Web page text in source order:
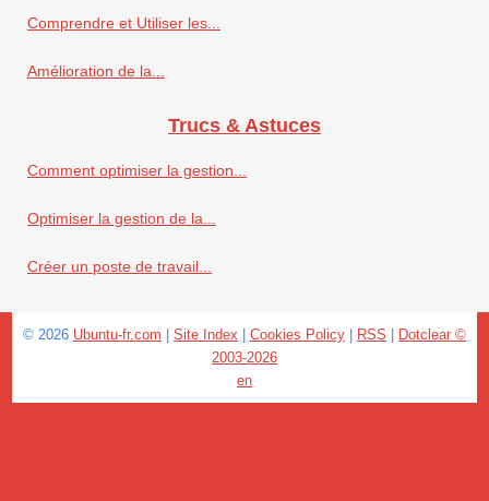
Comprendre et Utiliser les...
Amélioration de la...
Trucs & Astuces
Comment optimiser la gestion...
Optimiser la gestion de la...
Créer un poste de travail...
© 2026 Ubuntu-fr.com Site Index Cookies Policy RSS
Dotclear ©
2003-2026
en